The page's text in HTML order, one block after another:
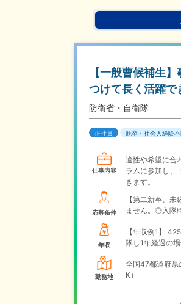
【一般曹候補生
つけて長く活躍で
防衛省・自衛隊
正社員 既卒・社会人経験
仕事内容
適性や希望に合
ラムに参加し、
きます。
応募条件
【第二新卒、
ません。◎入隊
年収
【年収例1】
隊し1年経過の
勤務地
全国47都道府県
K）